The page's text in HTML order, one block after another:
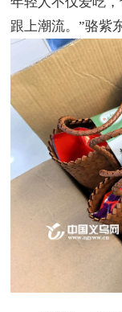
跟上潮流。”骆紫